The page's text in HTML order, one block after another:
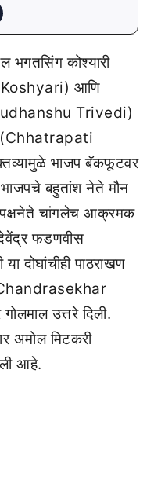
भगतसिंग कोश्यारी
आणि
Trivedi)
(Chhatrapati
भाजप बॅकफूटवर
बहुतांश नेते मौन
पक्षनेते चांगलेच आक्रमक
फडणवीस
दोघांचीही पाठराखण
उत्तरे दिली.
अमोल मिटकरी
आहे.